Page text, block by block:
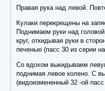
Правая рука над левой.
Кулаки перекрещены на
Поднимаем руки над
круг, откидывая руки в
печенью (пасс 30 из серии
Со вдохом выкидываем
поднимая левое колено. С
(видоизмененный 32 -ой